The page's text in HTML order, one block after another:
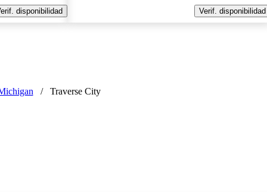
disponibilidad
Verif. disponibilidad
/ Traverse City